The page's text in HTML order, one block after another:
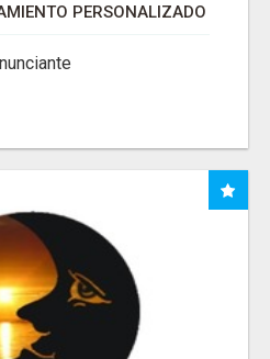
PERSONALIZADO